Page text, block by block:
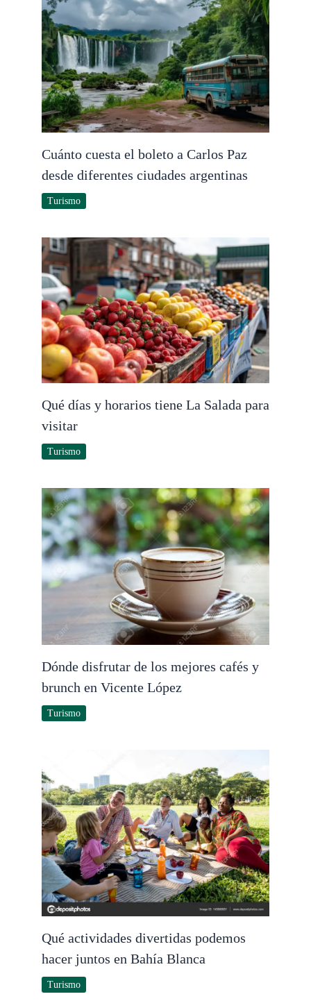
Cuánto cuesta el boleto a Carlos Paz
desde diferentes ciudades argentinas
Turismo
Qué días y horarios tiene La Salada para
visitar
Turismo
Dónde disfrutar de los mejores cafés y
brunch en Vicente López
Turismo
Qué actividades divertidas podemos
hacer juntos en Bahía Blanca
Turismo